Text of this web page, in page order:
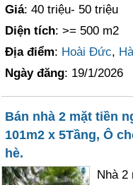
Giá: 40 triệu- 50 triệu
Diện tích: >= 500 m2
Địa điểm: Hoài Đức,
Ngày đăng: 19/1/2026
Bán nhà 2 mặt tiền
101m2 x 5Tầng, Ô
hè.
Nhà 2